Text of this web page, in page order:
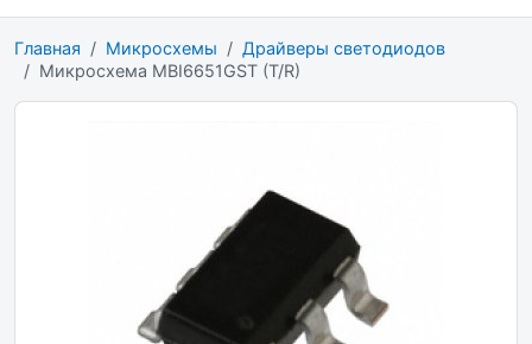
Главная Микросхемы
Драйверы светодиодов
Микросхема MBI6651GST (T/R)